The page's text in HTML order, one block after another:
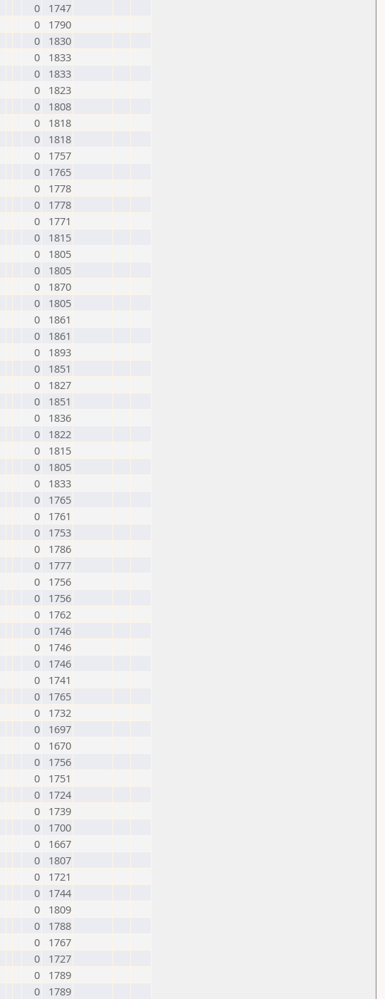
0
1747
0
1790
0
1830
0
1833
0
1833
0
1823
0
1808
0
1818
0
1818
0
1757
0
1765
0
1778
0
1778
0
1771
0
1815
0
1805
0
1805
0
1870
0
1805
0
1861
0
1861
0
1893
0
1851
0
1827
0
1851
0
1836
0
1822
0
1815
0
1805
0
1833
0
1765
0
1761
0
1753
0
1786
0
1777
0
1756
0
1756
0
1762
0
1746
0
1746
0
1746
0
1741
0
1765
0
1732
0
1697
0
1670
0
1756
0
1751
0
1724
0
1739
0
1700
0
1667
0
1807
0
1721
0
1744
0
1809
0
1788
0
1767
0
1727
0
1789
0 1789